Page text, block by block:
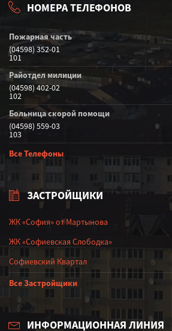
НОМЕРА ТЕЛЕФОНОВ
Пожарная часть
(04598) 352-01
101
Райотдел милиции
(04598) 402-02
102
Больница скорой помощи
(04598) 559-03
103
Все Телефоны
ЗАСТРОЙЩИКИ
ЖК «София» от Мартынова
ЖК «Софиевская Слободка»
Софиевский Квартал
Все Застройщики
ИНФОРМАЦИОННАЯ ЛИНИЯ